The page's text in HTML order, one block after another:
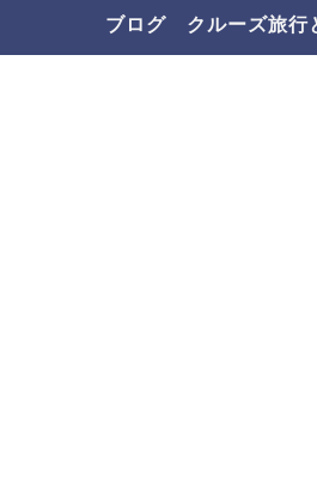
ブログ クルーズ旅行